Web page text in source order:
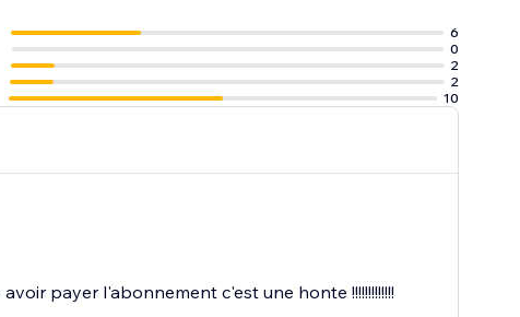
6
0
2
2
10
payer l'abonnement c'est une honte !!!!!!!!!!!!!